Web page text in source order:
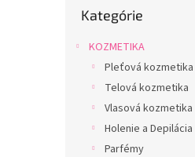
kategórie
Kategórie
KOZMETIKA
Pleťová kozmetika
Telová kozmetika
Vlasová kozmetika
Holenie a Depilácia
Parfémy